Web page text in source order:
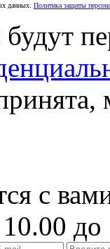
данных. Политика защиты
будут
с